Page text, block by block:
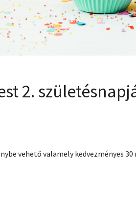
2.
vehető valamely kedvezményes